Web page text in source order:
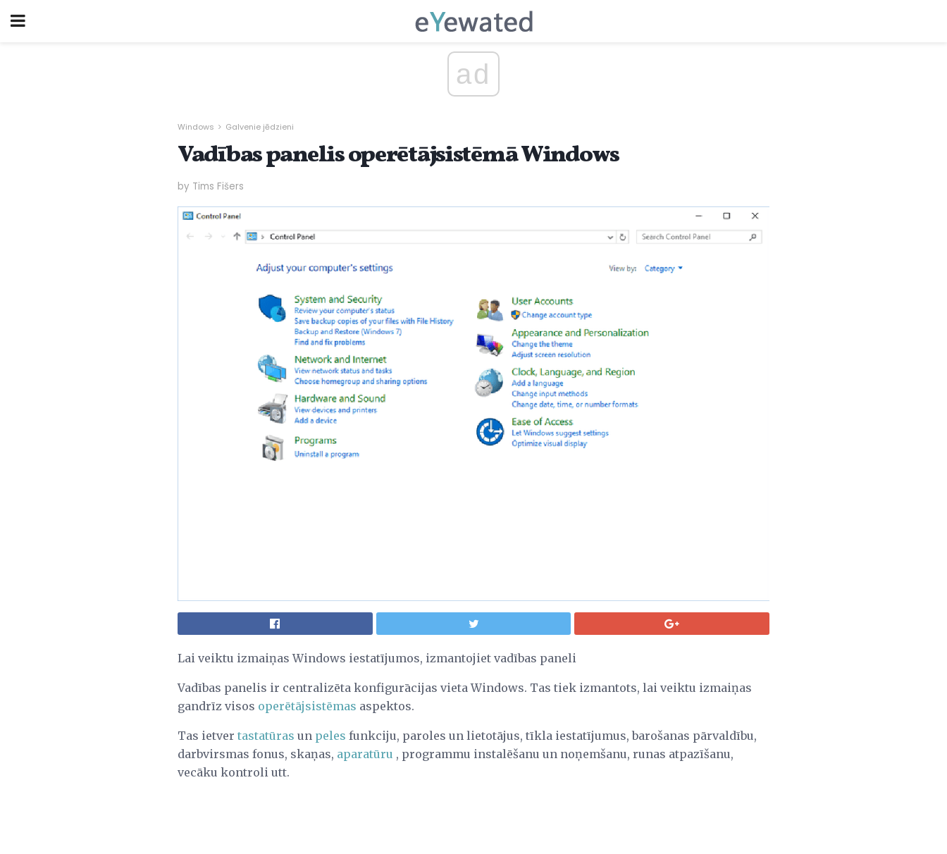
ad
Windows Galvenie jēdzieni
Vadības panelis operētājsistēmā Windows
by Tims Fišers
Lai veiktu izmaiņas Windows iestatījumos, izmantojiet vadības paneli
Vadības panelis ir centralizēta konfigurācijas vieta Windows. Tas tiek izmantots, lai veiktu izmaiņas
gandrīz visos operētājsistēmas aspektos.
Tas ietver tastatūras un peles funkciju, paroles un lietotājus, tīkla iestatījumus, barošanas pārvaldību,
darbvirsmas fonus, skaņas, aparatūru , programmu instalēšanu un noņemšanu, runas atpazīšanu,
vecāku kontroli utt.